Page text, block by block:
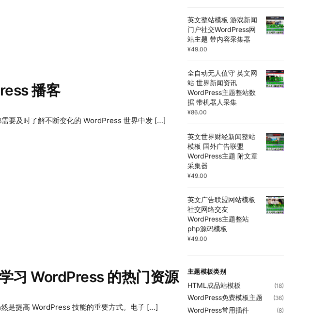
播客
要及时了解不断变化的 WordPress 世界中发 […]
习 WordPress 的热门资源
是提高 WordPress 技能的重要方式。电子 […]
英文整站模板 游戏新闻
门户社交WordPress网
站主题 带内容采集器
¥49.00
全自动无人值守 英文网
站 世界新闻资讯
WordPress主题整站数
据 带机器人采集
¥86.00
英文世界财经新闻整站
模板 国外广告联盟
WordPress主题 附文章
采集器
¥49.00
英文广告联盟网站模板
社交网络交友
WordPress主题整站
php源码模板
¥49.00
主题模板类别
HTML成品站模板 (18)
WordPress免费模板主题 (36)
WordPress常用插件 (8)